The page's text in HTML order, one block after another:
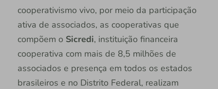
cooperativismo vivo, por meio da participação
ativa de associados, as cooperativas que
compõem o Sicredi, instituição financeira
cooperativa com mais de 8,5 milhões de
associados e presença em todos os estados
brasileiros e no Distrito Federal, realizam